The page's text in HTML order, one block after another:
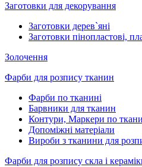
Заготовки для декорування
Заготовки дерев`яні
Заготовки пінопластові,
Золочення
Фарби для розпису тканин
Фарби по тканині
Барвники для тканин
Контури, Маркери по
Допоміжні матеріали
Вироби з тканини для
Фарби для розпису скла і